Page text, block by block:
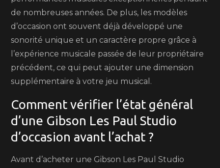
de nombreuses années. De plus, les modèles
d’occasion ont souvent déjà développé une
sonorité unique et un caractère propre grâce à
l’expérience musicale passée de leur propriétaire
précédent, ce qui peut ajouter une dimension
supplémentaire à votre jeu musical.
Comment vérifier l’état général
d’une Gibson Les Paul Studio
d’occasion avant l’achat ?
Avant d’acheter une Gibson Les Paul Studio